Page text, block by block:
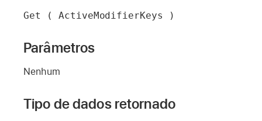
Get ( ActiveModifierKeys )
Parâmetros
Nenhum
Tipo de dados retornado